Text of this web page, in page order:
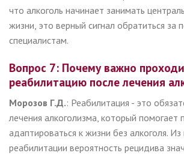
что алкоголь начинает занимать
жизни, это верный сигнал обратиться за
специалистам.
Вопрос 7: Почему важно
реабилитацию после лечения
Морозов Г.Д.: Реабилитация - это
лечения алкоголизма, который помогает
адаптироваться к жизни без алкоголя.
реабилитации вероятность рецидива